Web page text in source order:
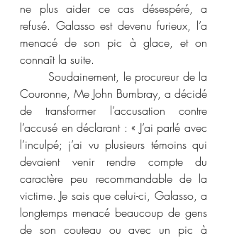
ne plus aider ce cas désespéré, a
refusé. Galasso est devenu furieux, l’a
menacé de son pic à glace, et on
connaît la suite.
	Soudainement, le procureur de la
Couronne, Me John Bumbray, a décidé
de transformer l’accusation contre
l’accusé en déclarant : « J’ai parlé avec
l’inculpé; j’ai vu plusieurs témoins qui
devaient venir rendre compte du
caractère peu recommandable de la
victime. Je sais que celui-ci, Galasso, a
longtemps menacé beaucoup de gens
de son couteau ou avec un pic à